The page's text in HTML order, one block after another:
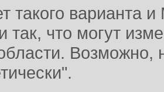
такого варианта
так, что могут
Возможно,